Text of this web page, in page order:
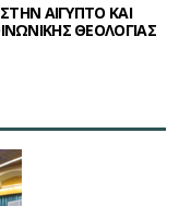
ΑΙΓΥΠΤΟ ΚΑΙ
ΘΕΟΛΟΓΙΑΣ